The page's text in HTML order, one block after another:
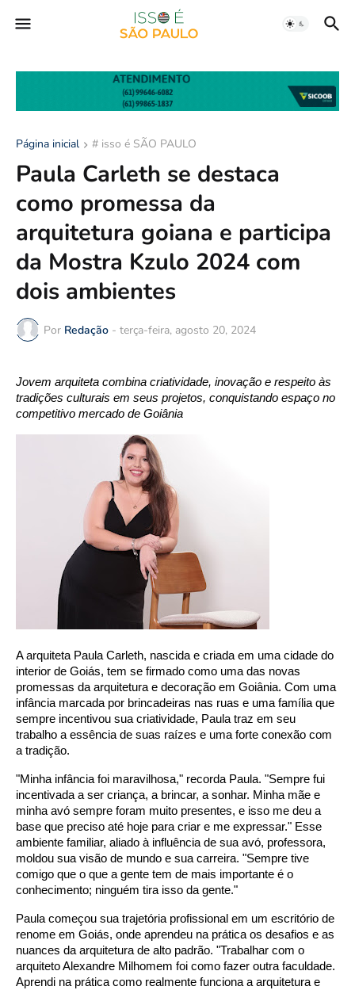
Página inicial # isso é SÃO PAULO
Paula Carleth se destaca
como promessa da
arquitetura goiana e participa
da Mostra Kzulo 2024 com
dois ambientes
Por Redação - terça-feira, agosto 20, 2024
Jovem arquiteta combina criatividade, inovação e respeito às
tradições culturais em seus projetos, conquistando espaço no
competitivo mercado de Goiânia
A arquiteta Paula Carleth, nascida e criada em uma cidade do
interior de Goiás, tem se firmado como uma das novas
promessas da arquitetura e decoração em Goiânia. Com uma
infância marcada por brincadeiras nas ruas e uma família que
sempre incentivou sua criatividade, Paula traz em seu
trabalho a essência de suas raízes e uma forte conexão com
a tradição.
"Minha infância foi maravilhosa," recorda Paula. "Sempre fui
incentivada a ser criança, a brincar, a sonhar. Minha mãe e
minha avó sempre foram muito presentes, e isso me deu a
base que preciso até hoje para criar e me expressar." Esse
ambiente familiar, aliado à influência de sua avó, professora,
moldou sua visão de mundo e sua carreira. "Sempre tive
comigo que o que a gente tem de mais importante é o
conhecimento; ninguém tira isso da gente."
Paula começou sua trajetória profissional em um escritório de
renome em Goiás, onde aprendeu na prática os desafios e as
nuances da arquitetura de alto padrão. "Trabalhar com o
arquiteto Alexandre Milhomem foi como fazer outra faculdade.
Aprendi na prática como realmente funciona a arquitetura e